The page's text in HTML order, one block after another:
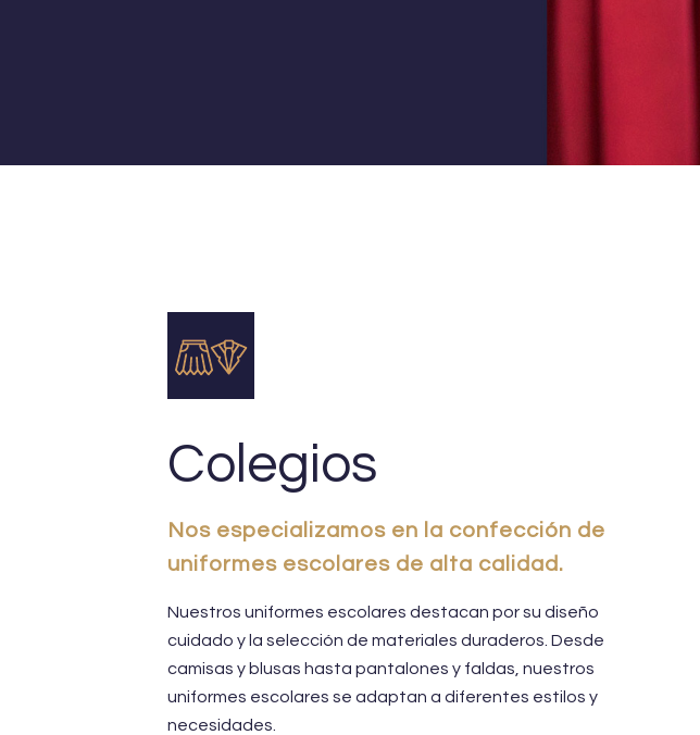
Colegios
Nos especializamos en la confección de
uniformes escolares de alta calidad.
Nuestros uniformes escolares destacan por su diseño
cuidado y la selección de materiales duraderos. Desde
camisas y blusas hasta pantalones y faldas, nuestros
uniformes escolares se adaptan a diferentes estilos y
necesidades.